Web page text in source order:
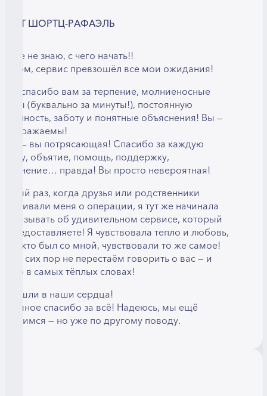
ШОРТЦ-РАФАЭЛЬ
не знаю, с чего начать!!
сервис превзошёл все мои ожидания!
— спасибо вам за терпение, молниеносные
(буквально за минуты!), постоянную
заботу и понятные объяснения! Вы —
— вы потрясающая! Спасибо за каждую
объятие, помощь, поддержку,
правда! Вы просто невероятная!
раз, когда друзья или родственники
меня о операции, я тут же начинала
об удивительном сервисе, который
предоставляете! Я чувствовала тепло и любовь,
кто был со мной, чувствовали то же самое!
до сих пор не перестаём говорить о вас — и
в самых тёплых словах!
вошли в наши сердца!
спасибо за всё! Надеюсь, мы ещё
— но уже по другому поводу.